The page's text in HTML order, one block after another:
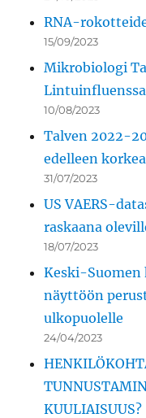
RNA-
15/09/2023
Mikrobiologi
10/08/2023
Talven 2022-
edelleen
31/07/2023
US VAERS-
raskaana
18/07/2023
Keski-
näyttöön
ulkopuolelle
24/04/2023
KUULIAISUUS?